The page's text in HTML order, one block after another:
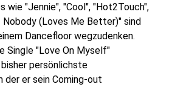
wie "Jennie", "Cool", "Hot2Touch",
Nobody (Loves Me Better)" sind
Dancefloor wegzudenken.
Single "Love On Myself"
persönlichste
der er sein Coming-out